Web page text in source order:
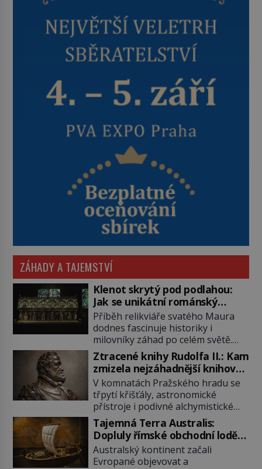
ZÁHADY A TAJEMSTVÍ
Klenot skrytý pod podlahou:
Jak se unikátní románský
poklad dostal do zapadlého
Bečova?
Příběh relikviáře svatého Maura
dodnes fascinuje historiky i
milovníky záhad po celém světě.
Tato románská zlatnická památka
ze 13. století je po českých
korunovačních klenotech druhým
nejcennějším movitým majetkem v
České republice. Přestože byl
klenot v roce 1985 po dramatickém
pátrání kriminalistů úspěšně
nalezen, jeho minulost stále
obestírá hustá mlha. Otázky, jak
přesně se tato […]
Ztracené knihy Rudolfa II.: Kam
zmizela nejzáhadnější knihovna
Evropy?
V komnatách Pražského hradu se
třpytí křišťály, astronomické
přístroje i podivné alchymistické
rukopisy. Císař Rudolf II.
shromažďuje vše, co souvisí s
tajemstvím přírody, hvězd i
lidského poznání. Jenže po jeho
smrti se jeho slavné sbírky začínají
Tajemná Terra Australis:
Dopluly římské obchodní lodě
až do Austrálie?
Australský kontinent začali
Evropané objevovat a